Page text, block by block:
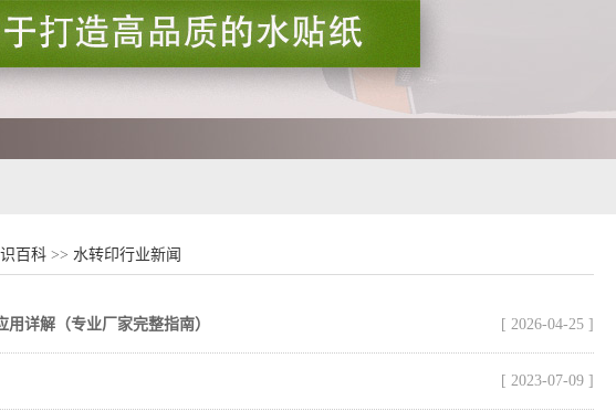
百科 >> 水转印行业新闻
详解（专业厂家完整指南） [ 2026-04-25 ]
[ 2023-07-09 ]